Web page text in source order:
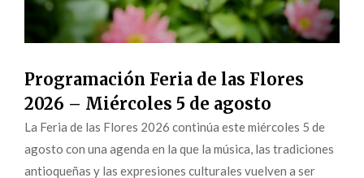
Programación Feria de las Flores
2026 – Miércoles 5 de agosto
La Feria de las Flores 2026 continúa este miércoles 5 de
agosto con una agenda en la que la música, las tradiciones
antioqueñas y las expresiones culturales vuelven a ser